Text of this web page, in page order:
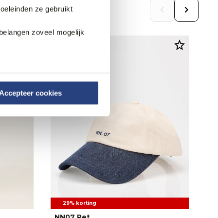
ze gebruikt
zoveel mogelijk
cookies
29% korting